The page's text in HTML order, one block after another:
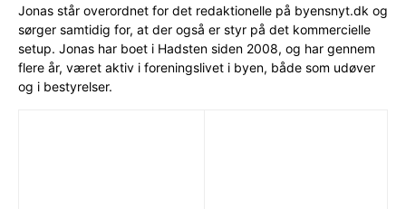
Jonas står overordnet for det redaktionelle på byensnyt.dk og
sørger samtidig for, at der også er styr på det kommercielle
setup. Jonas har boet i Hadsten siden 2008, og har gennem
flere år, været aktiv i foreningslivet i byen, både som udøver
og i bestyrelser.